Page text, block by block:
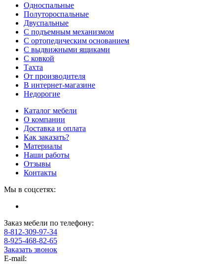
Односпальные
Полутороспальные
Двуспальные
С подъемным механизмом
С ортопедическим основанием
С выдвижными ящиками
С ковкой
Тахта
От производителя
В интернет-магазине
Недорогие
Каталог мебели
О компании
Доставка и оплата
Как заказать?
Материалы
Наши работы
Отзывы
Контакты
Мы в соцсетях:
Заказ мебели по телефону:
8-812-309-97-34
8-925-468-82-65
Заказать звонок
E-mail: